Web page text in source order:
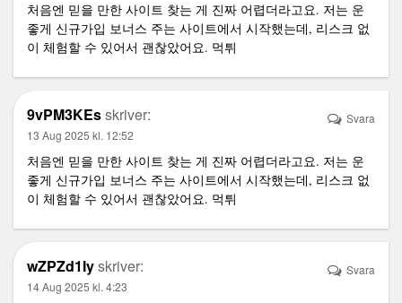
처음엔 믿을 만한 사이트 찾는 게 진짜 어렵더라고요. 저는 운
좋게 신규가입 보너스 주는 사이트에서 시작했는데, 리스크 없
이 체험할 수 있어서 괜찮았어요. 먹튀
9vPM3KEsskriver:
13 Aug 2025 kl. 12:52
처음엔 믿을 만한 사이트 찾는 게 진짜 어렵더라고요. 저는 운
좋게 신규가입 보너스 주는 사이트에서 시작했는데, 리스크 없
이 체험할 수 있어서 괜찮았어요. 먹튀
Svara
wZPZd1Iyskriver:
14 Aug 2025 kl. 4:23
Svara